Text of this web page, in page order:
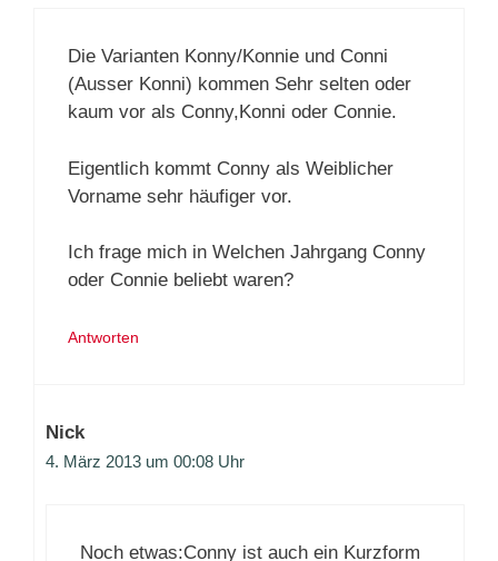
Die Varianten Konny/Konnie und Conni
(Ausser Konni) kommen Sehr selten oder
kaum vor als Conny,Konni oder Connie.
Eigentlich kommt Conny als Weiblicher
Vorname sehr häufiger vor.
Ich frage mich in Welchen Jahrgang Conny
oder Connie beliebt waren?
Antworten
Nick
4. März 2013 um 00:08 Uhr
Noch etwas:Conny ist auch ein Kurzform